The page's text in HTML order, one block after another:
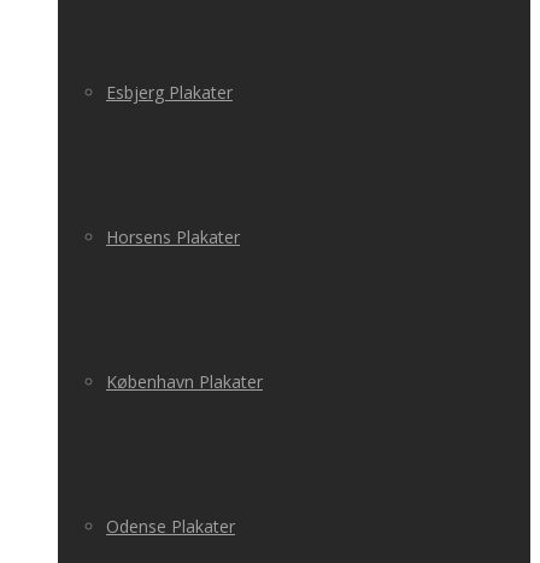
Esbjerg Plakater
Horsens Plakater
København Plakater
Odense Plakater